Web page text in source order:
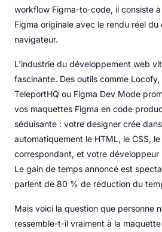
workflow Figma-to-code, il consiste
Figma originale avec le rendu réel
navigateur.
L'industrie du développement web
fascinante. Des outils comme Locofy,
TeleportHQ ou Figma Dev Mode
vos maquettes Figma en code
séduisante : votre designer crée
automatiquement le HTML, le CSS,
correspondant, et votre développeur
Le gain de temps annoncé est
parlent de 80 % de réduction du
Mais voici la question que personne
ressemble-t-il vraiment à la maquette